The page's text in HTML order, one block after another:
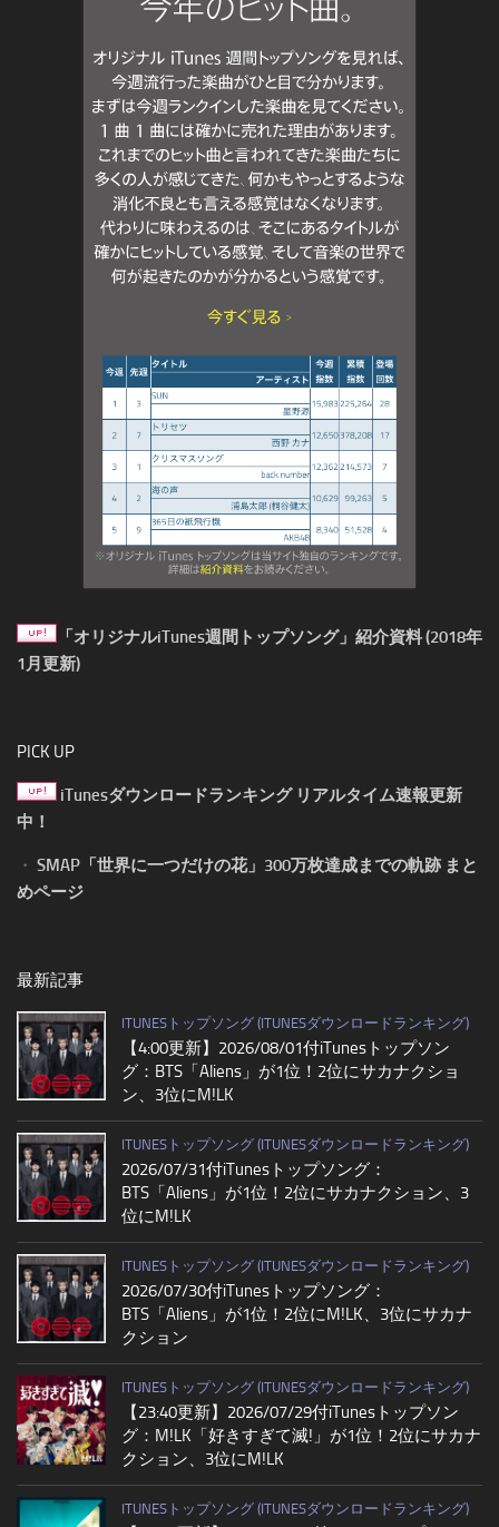
「オリジナルiTunes週間トップソング」紹介資料 (2018年
1月更新)
PICK UP
iTunesダウンロードランキング リアルタイム速報更新
中！
・ SMAP「世界に一つだけの花」300万枚達成までの軌跡 まと
めページ
最新記事
ITUNESトップソング (ITUNESダウンロードランキング)
【4:00更新】2026/08/01付iTunesトップソン
グ：BTS「Aliens」が1位！2位にサカナクショ
ン、3位にM!LK
ITUNESトップソング (ITUNESダウンロードランキング)
2026/07/31付iTunesトップソング：
BTS「Aliens」が1位！2位にサカナクション、3
位にM!LK
ITUNESトップソング (ITUNESダウンロードランキング)
2026/07/30付iTunesトップソング：
BTS「Aliens」が1位！2位にM!LK、3位にサカナ
クション
ITUNESトップソング (ITUNESダウンロードランキング)
【23:40更新】2026/07/29付iTunesトップソン
グ：M!LK「好きすぎて滅!」が1位！2位にサカナ
クション、3位にM!LK
ITUNESトップソング (ITUNESダウンロードランキング)